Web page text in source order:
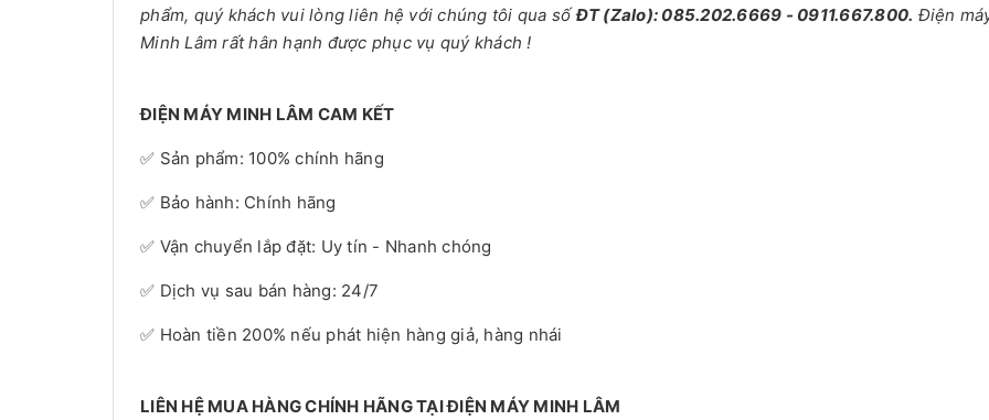
phẩm, quý khách vui lòng liên hệ với chúng tôi qua sốĐT (Zalo): 085.202.6669 - 0911.667.800. Điện
Minh Lâm rất hân hạnh được phục vụ quý khách !
ĐIỆN MÁY MINH LÂM CAM KẾT
✅ Sản phẩm: 100% chính hãng
✅ Bảo hành: Chính hãng
✅ Vận chuyển lắp đặt: Uy tín - Nhanh chóng
✅ Dịch vụ sau bán hàng: 24/7
✅ Hoàn tiền 200% nếu phát hiện hàng giả, hàng nhái
LIÊN HỆ MUA HÀNG CHÍNH HÃNG TẠI ĐIỆN MÁY MINH LÂM